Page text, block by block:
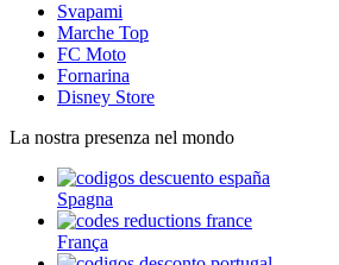
Svapami
Marche Top
FC Moto
Fornarina
Disney Store
La nostra presenza nel mondo
Spagna
França